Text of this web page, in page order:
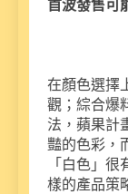
首波發售可
在顏色選擇
觀；綜合爆
法，蘋果計
豔的色彩，
「白色」
樣的產品策